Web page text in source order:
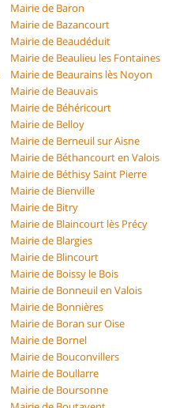
Mairie de Baron
Mairie de Bazancourt
Mairie de Beaudéduit
Mairie de Beaulieu les Fontaines
Mairie de Beaurains lès Noyon
Mairie de Beauvais
Mairie de Béhéricourt
Mairie de Belloy
Mairie de Berneuil sur Aisne
Mairie de Béthancourt en Valois
Mairie de Béthisy Saint Pierre
Mairie de Bienville
Mairie de Bitry
Mairie de Blaincourt lès Précy
Mairie de Blargies
Mairie de Blincourt
Mairie de Boissy le Bois
Mairie de Bonneuil en Valois
Mairie de Bonnières
Mairie de Boran sur Oise
Mairie de Bornel
Mairie de Bouconvillers
Mairie de Boullarre
Mairie de Boursonne